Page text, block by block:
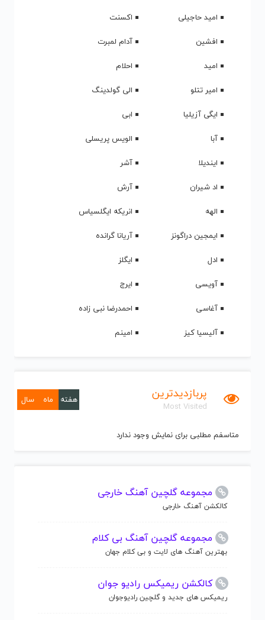
امید حاجیلی
اکسنت
افشین
آدام لمبرت
امید
احلام
امیر تتلو
الی گولدینگ
ایگی آزیلیا
ابی
آبا
الویس پریسلی
ایندیلا
آشر
اد شیران
آرش
الهه
انریکه ایگلسیاس
ایمجین دراگونز
آریانا گرانده
ادل
ایگلز
آویسی
ایرج
آغاسی
احمدرضا نبی زاده
آلیسیا کیز
امینم
پربازدیدترین
Most Visited
هفته ماه سال
متاسفم مطلبی برای نمایش وجود ندارد
مجموعه گلچین آهنگ خارجی
کالکشن آهنگ خارجی
مجموعه گلچین آهنگ بی کلام
بهترین آهنگ های لایت و بی کلام جهان
کالکشن ریمیکس رادیو جوان
ریمیکس های جدید و گلچین رادیوجوان